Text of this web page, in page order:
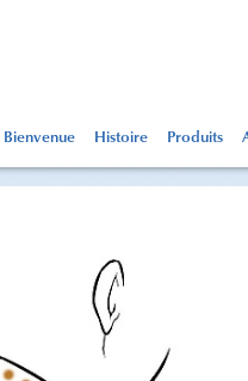
Bienvenue Histoire Produits